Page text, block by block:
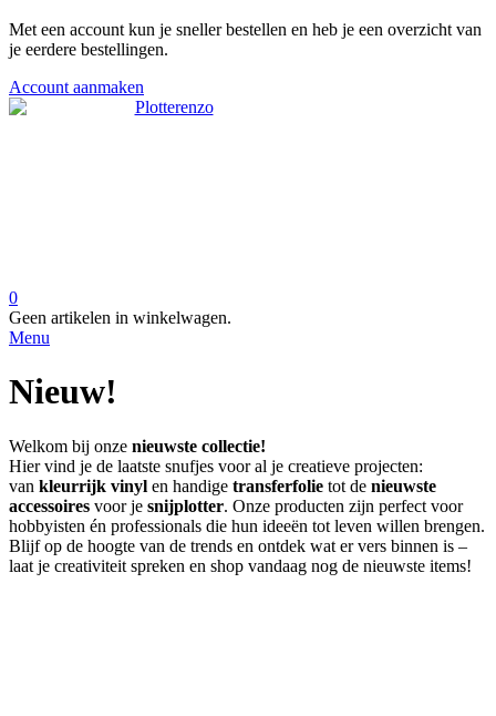
Met een account kun je sneller bestellen en heb je een overzicht van
je eerdere bestellingen.
Account aanmaken
0
Geen artikelen in winkelwagen.
Menu
Nieuw!
Welkom bij onze nieuwste collectie!
Hier vind je de laatste snufjes voor al je creatieve projecten:
van kleurrijk vinyl en handige transferfolie tot de nieuwste
accessoires voor je snijplotter. Onze producten zijn perfect voor
hobbyisten én professionals die hun ideeën tot leven willen brengen.
Blijf op de hoogte van de trends en ontdek wat er vers binnen is –
laat je creativiteit spreken en shop vandaag nog de nieuwste items!